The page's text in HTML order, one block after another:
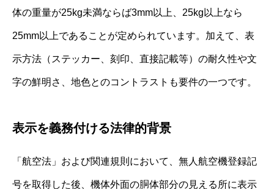
体の重量が25kg未満ならば3mm以上、25kg以上なら
25mm以上であることが定められています。加えて、表
示方法（ステッカー、刻印、直接記載等）の耐久性や文
字の鮮明さ、地色とのコントラストも要件の一つです。
表示を義務付ける法律的背景
「航空法」および関連規則において、無人航空機登録記
号を取得した後、機体外面の胴体部分の見える所に表示